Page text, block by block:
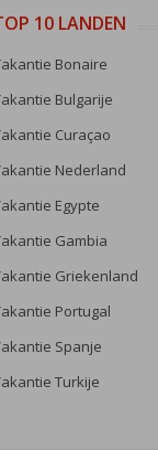
10 LANDEN
Bonaire
Bulgarije
Curaçao
Nederland
Egypte
Gambia
Griekenland
Portugal
Spanje
Turkije